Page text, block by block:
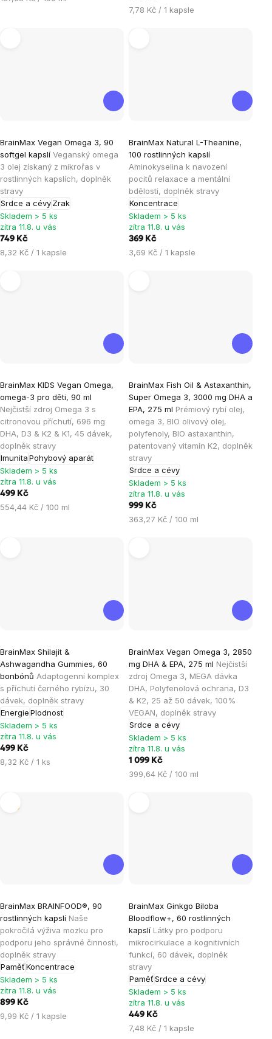
Měrná
7,78 Kč / 1 kapsle
BrainMax Vegan Omega 3, 90
softgel kapslí Veganský omega
3 olej získaný z mikrořas v
rostlinných kapslích, doplněk
stravy
Srdce a cévyZrak
hodnocení
produktu
je
4,5
z
5
hvězdiček.
Skladem > 5 ks
zítra 11.8. u vás
749 Kč
Měrná
8,32 Kč / 1 kapsle
BrainMax Natural L-Theanine,
100 rostlinných kapslí
Aminokyselina k navození
pocitů relaxace a mentální
bdělosti, doplněk stravy
Koncentrace
hodnocení
produktu
je
5,0
z
5
hvězdiček.
Skladem > 5 ks
zítra 11.8. u vás
369 Kč
Měrná
3,69 Kč / 1 kapsle
BrainMax KIDS Vegan Omega,
omega-3 pro děti, 90 ml
Nejčistší zdroj Omega 3 s
citronovou příchutí, 696 mg
DHA, D3 & K2 & K1, 45 dávek,
doplněk stravy
ImunitaPohybový aparát
hodnocení
produktu
je
4,4
z
5
hvězdiček.
Skladem > 5 ks
zítra 11.8. u vás
499 Kč
Měrná
554,44 Kč / 100 ml
BrainMax Fish Oil & Astaxanthin,
Super Omega 3, 3000 mg DHA a
EPA, 275 ml Prémiový rybí olej,
omega 3, BIO olivový olej,
polyfenoly, BIO astaxanthin,
patentovaný vitamín K2, doplněk
stravy
Srdce a cévy
hodnocení
produktu
je
4,8
z
5
hvězdiček.
Skladem > 5 ks
zítra 11.8. u vás
999 Kč
Měrná
363,27 Kč / 100 ml
BrainMax Shilajit &
Ashwagandha Gummies, 60
bonbónů Adaptogenní komplex
s příchutí černého rybízu, 30
dávek, doplněk stravy
EnergiePlodnost
hodnocení
produktu
je
4,7
z
5
hvězdiček.
Skladem > 5 ks
zítra 11.8. u vás
499 Kč
Měrná
8,32 Kč / 1 ks
BrainMax Vegan Omega 3, 2850
mg DHA & EPA, 275 ml Nejčistší
zdroj Omega 3, MEGA dávka
DHA, Polyfenolová ochrana, D3
& K2, 25 až 50 dávek, 100%
VEGAN, doplněk stravy
Srdce a cévy
hodnocení
produktu
je
4,9
z
5
hvězdiček.
Skladem > 5 ks
zítra 11.8. u vás
1 099 Kč
Měrná
399,64 Kč / 100 ml
BrainMax BRAINFOOD®, 90
rostlinných kapslí Naše
pokročilá výživa mozku pro
podporu jeho správné činnosti,
doplněk stravy
PaměťKoncentrace
hodnocení
produktu
je
4,9
z
5
hvězdiček.
Skladem > 5 ks
zítra 11.8. u vás
899 Kč
Měrná
9,99 Kč / 1 kapsle
BrainMax Ginkgo Biloba
Bloodflow+, 60 rostlinných
kapslí Látky pro podporu
mikrocirkulace a kognitivních
funkcí, 60 dávek, doplněk
stravy
PaměťSrdce a cévy
hodnocení
produktu
je
5,0
z
5
hvězdiček.
Skladem > 5 ks
zítra 11.8. u vás
449 Kč
Měrná
7,48 Kč / 1 kapsle